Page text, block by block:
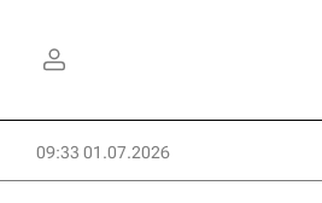
09:33 01.07.2026